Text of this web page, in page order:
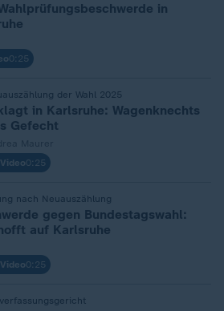
in
0:25
der Wahl 2025
in Karlsruhe: Wagenknechts
Gefecht
0:25
nach Neuauszählung
gegen Bundestagswahl:
auf Karlsruhe
0:25